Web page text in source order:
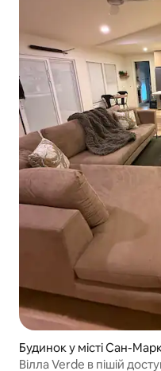
Будинок у місті Сан-
Вілла Verde в пішій